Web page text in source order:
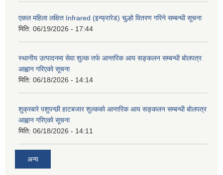
एकल महिला लक्षित Infrared (इन्फ्रारेड) चुल्हो वितरण गरिने सम्बन्धी सूचना
मिति: 06/19/2026 - 17:44
स्थानीय उत्पादनमा सेवा शुल्क तर्फ आन्तरिक आय सङ्कलन सम्बन्धी बोलपत्र
आह्वान गरिएको सूचना
मिति: 06/18/2026 - 14:14
शुक्रबारे पशुपन्छी हाटबजार शुल्कको आन्तरिक आय सङ्कलन सम्बन्धी बोलपत्र
आह्वान गरिएको सूचना
मिति: 06/18/2026 - 14:11
अन्य